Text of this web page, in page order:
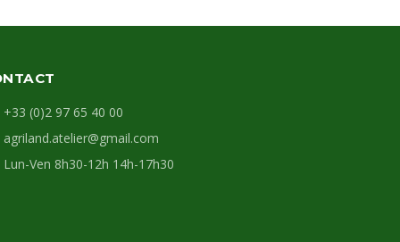
+33 (0)2 97 65 40 00
agriland.atelier@gmail.com
Lun-Ven 8h30-12h 14h-17h30